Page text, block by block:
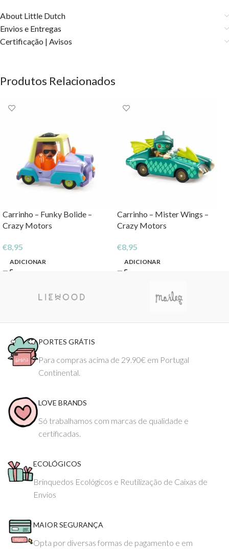
About Little Dutch
Envios e Entregas
Certificação | Avisos
Produtos Relacionados
Carrinho – Funky Bolide –
Crazy Motors
€8,95
ADICIONAR
Carrinho – Mister Wings –
Crazy Motors
€8,95
ADICIONAR
PORTES GRÁTIS
Para compras acima de 29.90€ em Portugal
Continental.
LOVE BRANDS
Só trabalhamos com marcas de qualidade e
certificadas.
ECOLÓGICOS
Brinquedos Ecológicos e Reutilização de Caixas de
Envios
MAIOR SEGURANÇA
Opta por diversas formas de pagamento e em